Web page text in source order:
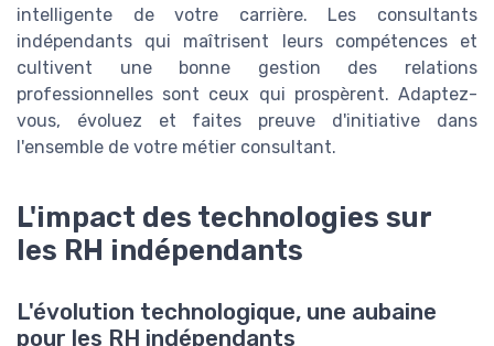
intelligente de votre carrière. Les consultants
indépendants qui maîtrisent leurs compétences et
cultivent une bonne gestion des relations
professionnelles sont ceux qui prospèrent. Adaptez-
vous, évoluez et faites preuve d'initiative dans
l'ensemble de votre métier consultant.
L'impact des technologies sur
les RH indépendants
L'évolution technologique, une aubaine
pour les RH indépendants